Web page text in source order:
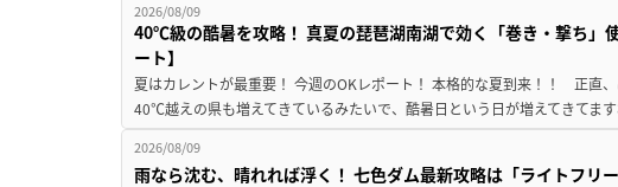
2026/08/09
40℃級の酷暑を攻略！ 真夏の琵琶湖南湖で効く「巻き・撃ち」
ート】
夏はカレントが最重要！ 今週のOKレポート！ 本格的な夏到来！！ 正直
40℃越えの県も増えてきているみたいで、酷暑日という日が増えてきてま
2026/08/09
雨なら沈む、晴れれば浮く！ 七色ダム最新攻略は「ライトフリ